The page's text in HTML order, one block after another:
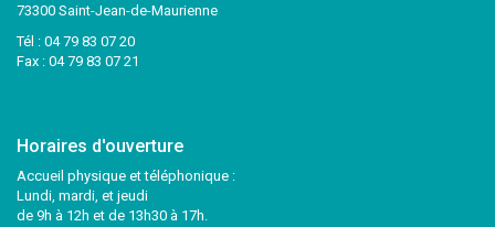
73300 Saint-Jean-de-Maurienne
Tél : 04 79 83 07 20
Fax : 04 79 83 07 21
Horaires d'ouverture
Accueil physique et téléphonique :
Lundi, mardi, et jeudi
de 9h à 12h et de 13h30 à 17h.